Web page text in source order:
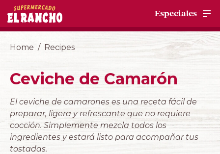
Especiales
Home Recipes
Ceviche de Camarón
El ceviche de camarones es una receta fácil de
preparar, ligera y refrescante que no requiere
cocción. Simplemente mezcla todos los
ingredientes y estará listo para acompañar tus
tostadas.